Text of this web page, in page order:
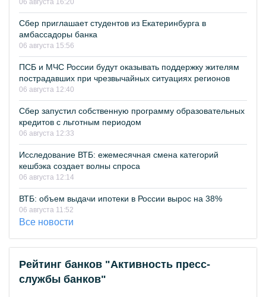
06 августа 16:20
Сбер приглашает студентов из Екатеринбурга в
амбассадоры банка
06 августа 15:56
ПСБ и МЧС России будут оказывать поддержку жителям
пострадавших при чрезвычайных ситуациях регионов
06 августа 12:40
Сбер запустил собственную программу образовательных
кредитов с льготным периодом
06 августа 12:33
Исследование ВТБ: ежемесячная смена категорий
кешбэка создает волны спроса
06 августа 12:14
ВТБ: объем выдачи ипотеки в России вырос на 38%
06 августа 11:52
Все новости
Рейтинг банков "Активность пресс-
службы банков"